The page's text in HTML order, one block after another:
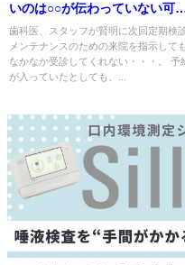
いのは○○が伝わっていない可
性大
歯科医、スタッフが賢明に次回定期検
メンテナンスのための来院を指示しても
なかなか受診してくれない・・・。 予
が入っていたとしても、...